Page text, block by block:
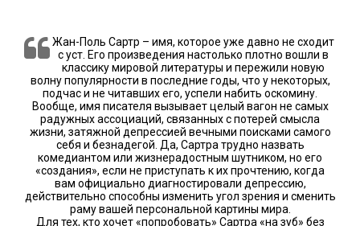
Жан-Поль Сартр – имя, которое уже давно не сходит
с уст. Его произведения настолько плотно вошли в
классику мировой литературы и пережили новую
волну популярности в последние годы, что у некоторых,
подчас и не читавших его, успели набить оскомину.
Вообще, имя писателя вызывает целый вагон не самых
радужных ассоциаций, связанных с потерей смысла
жизни, затяжной депрессией вечными поисками самого
себя и безнадегой. Да, Сартра трудно назвать
комедиантом или жизнерадостным шутником, но его
«создания», если не приступать к их прочтению, когда
вам официально диагностировали депрессию,
действительно способны изменить угол зрения и сменить
раму вашей персональной картины мира.
Для тех, кто хочет «попробовать» Сартра «на зуб» без